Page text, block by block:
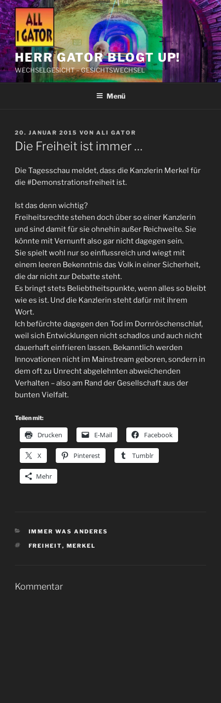
Zum
Inhalt
springen
HERR GATOR BLOGT UP!
WECHSELGESICHT – GESICHTSWECHSEL
Menü
VERÖFFENTLICHT
AM
20. JANUAR 2015 VON ALI GATOR
Die Freiheit ist immer …
Die Tagesschau meldet, dass die Kanzlerin Merkel für
die #Demonstrationsfreiheit ist.
Ist das denn wichtig?
Freiheitsrechte stehen doch über so einer Kanzlerin
und sind damit für sie ohnehin außer Reichweite. Sie
könnte mit Vernunft also gar nicht dagegen sein.
Sie spielt wohl nur so einflussreich und wiegt mit
einem leeren Bekenntnis das Volk in einer Sicherheit,
die dar nicht zur Debatte steht.
Es bringt stets Beliebtheitspunkte, wenn alles so bleibt
wie es ist. Und die Kanzlerin steht dafür mit ihrem
Wort.
Ich befürchte dagegen den Tod im Dornröschenschlaf,
weil sich Entwicklungen nicht schadlos und auch nicht
dauerhaft einfrieren lassen. Bekanntlich werden
Innovationen nicht im Mainstream geboren, sondern in
dem oft zu Unrecht abgelehnten abweichenden
Verhalten – also am Rand der Gesellschaft aus der
bunten Vielfalt.
Teilen mit:
Drucken E-Mail Facebook
X Pinterest Tumblr
Mehr
KATEGORIEN
IMMER WAS ANDERES
SCHLAGWÖRTER
FREIHEIT, MERKEL
Kommentar